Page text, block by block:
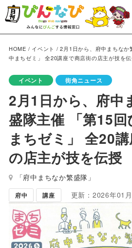
HOME / イベント /2月1日から、府中まちな
中まちゼミ」 全20講座で商店街の店主が技を
イベント 街角ニュース
2月1日から、府中
盛隊主催 「第15
まちゼミ」 全20
の店主が技を伝授
「府中まちなか繁盛隊」
府中 講座 更新：2026年01